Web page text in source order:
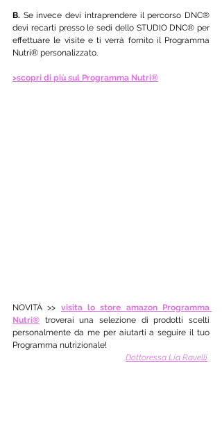
B. Se invece devi intraprendere il percorso DNC®
devi recarti presso le sedi dello STUDIO DNC® per
effettuare le visite e ti verrà fornito il Programma
Nutri® personalizzato.
>scopri di più sul Programma Nutri®
NOVITÁ >> visita lo store amazon Programma
Nutri® troverai una selezione di prodotti scelti
personalmente da me per aiutarti a seguire il tuo
Programma nutrizionale!
Dottoressa Lia Ravelli